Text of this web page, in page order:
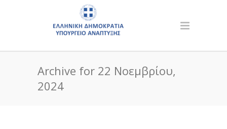
Archive for 22 Νοεμβρίου,
2024